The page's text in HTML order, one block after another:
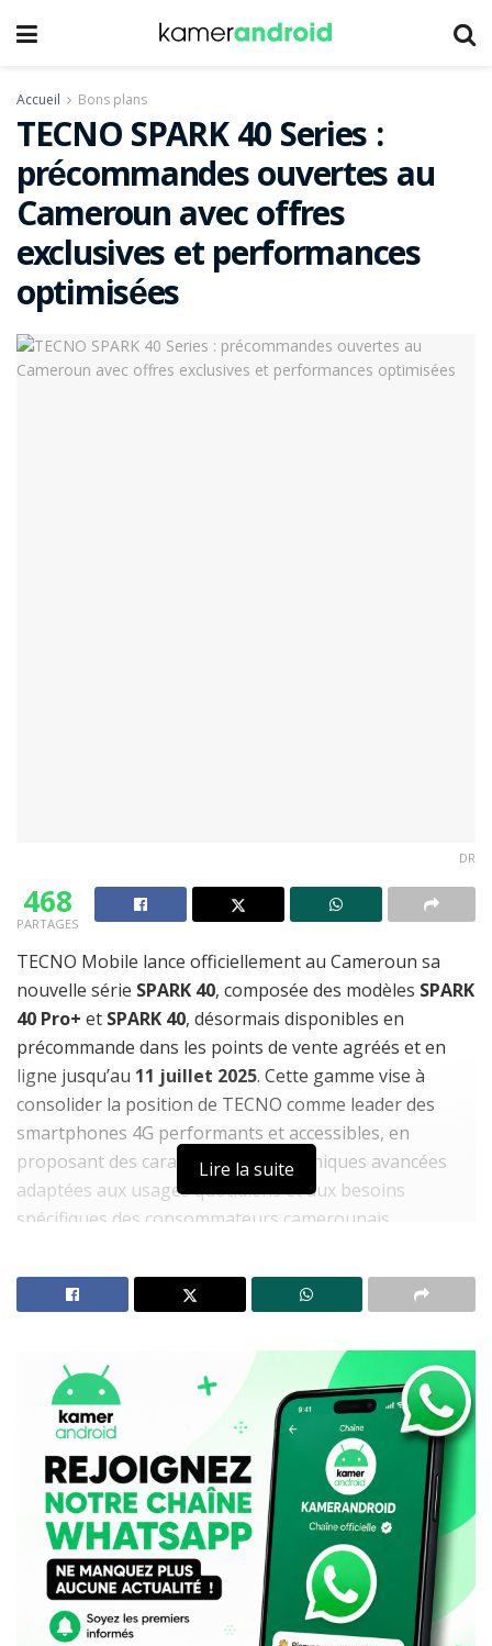
Accueil Bons plans
TECNO SPARK 40 Series :
précommandes ouvertes au
Cameroun avec offres
exclusives et performances
optimisées
DR
468
PARTAGES
TECNO Mobile lance officiellement au Cameroun sa
nouvelle série SPARK 40, composée des modèles SPARK
40 Pro+ et SPARK 40, désormais disponibles en
précommande dans les points de vente agréés et en
ligne jusqu’au 11 juillet 2025. Cette gamme vise à
consolider la position de TECNO comme leader des
smartphones 4G performants et accessibles, en
proposant des caractéristiques techniques avancées
adaptées aux usages quotidiens et aux besoins
spécifiques des consommateurs camerounais.
Résultats OBC en ligne : après la disparition d’Ayoba,
Ayoba : de 35 millions d’utilisateurs à la fermeture,
pourquoi MTN a retiré son « WhatsApp africain » du
Google Play Store
Une série pensée pour le
marché camerounais
Lire la suite